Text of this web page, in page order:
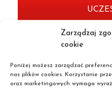
Zarządzaj
cookie
Poniżej możesz zarządzać
nas plików cookies. Korzystanie
oraz marketingowych wymaga